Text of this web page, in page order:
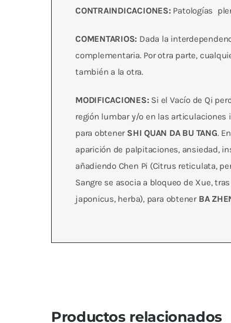
CONTRAINDICACIONES: Patologías
COMENTARIOS: Dada la
complementaria. Por otra parte,
también a la otra.
MODIFICACIONES: Si el Vacío de Qi
región lumbar y/o en las articulaciones
para obtener SHI QUAN DA BU TANG.
aparición de palpitaciones, ansiedad,
añadiendo Chen Pi (Citrus reticulata,
Sangre se asocia a bloqueo de Xue,
japonicus, herba), para obtener BA
Productos relacionados